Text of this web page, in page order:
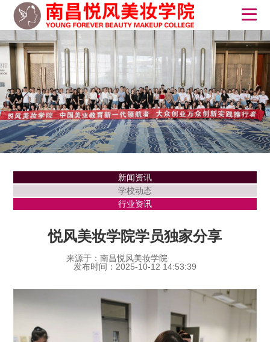
新闻资讯
学校动态
行业资讯
悦风美妆学院学员独家分享
来源于：南昌悦风美妆学院
发布时间：2025-10-12 14:53:39